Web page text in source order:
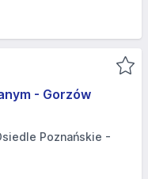
- Gorzów
Poznańskie -